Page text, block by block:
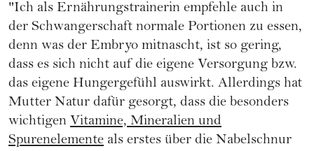
"Ich als Ernährungstrainerin empfehle auch in
der Schwangerschaft normale Portionen zu essen,
denn was der Embryo mitnascht, ist so gering,
dass es sich nicht auf die eigene Versorgung bzw.
das eigene Hungergefühl auswirkt. Allerdings hat
Mutter Natur dafür gesorgt, dass die besonders
wichtigen Vitamine, Mineralien und
Spurenelemente als erstes über die Nabelschnur